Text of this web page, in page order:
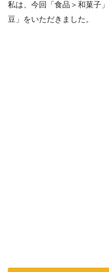
私は、今回「食品＞和菓子
豆」をいただきました。